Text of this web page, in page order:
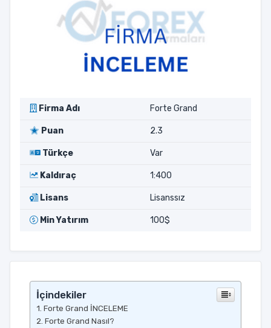
Firma Adı Forte Grand
Puan 2.3
Türkçe Var
Kaldıraç 1:400
Lisans Lisanssız
Min Yatırım 100$
İçindekiler
Forte Grand İNCELEME
Forte Grand Nasıl?